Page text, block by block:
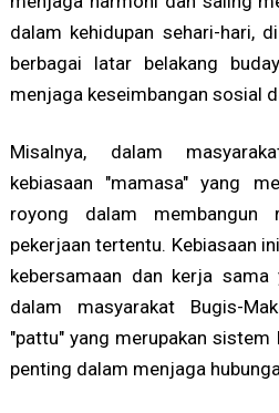
dalam kehidupan sehari-hari,
berbagai latar belakang
menjaga keseimbangan sosial
Misalnya, dalam
kebiasaan "mamasa" yang
royong dalam membangun
pekerjaan tertentu. Kebiasaan
kebersamaan dan kerja
dalam masyarakat Bugis-
"pattu" yang merupakan
penting dalam menjaga